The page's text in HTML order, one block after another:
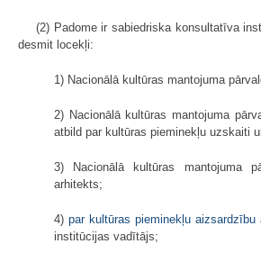
(2) Padome ir sabiedriska konsultatīva
desmit locekļi:
1) Nacionālā kultūras mantojuma
2) Nacionālā kultūras mantojuma
atbild par kultūras pieminekļu uzskaiti
3) Nacionālā kultūras mantojuma
arhitekts;
4) par kultūras pieminekļu aizsardzību
institūcijas vadītājs;